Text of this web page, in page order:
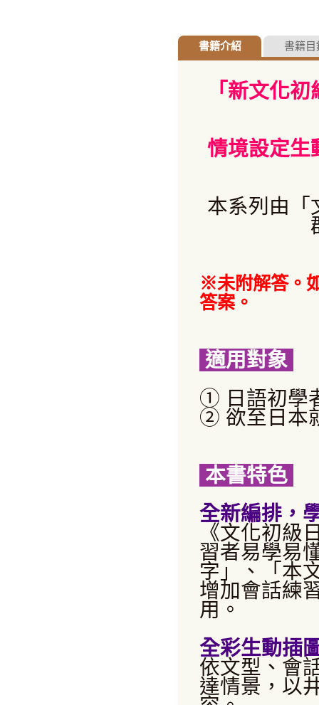
書籍介紹 書籍目
「新文化
情境設定生
本系列由
※未附解答。
答案。
適用對象
① 日語初學
② 欲至日本
本書特色
全新編排，
《文化初
習者易學易
字」、「本
增加會話練
用。
全彩生動插
依文型、會
達情景，以